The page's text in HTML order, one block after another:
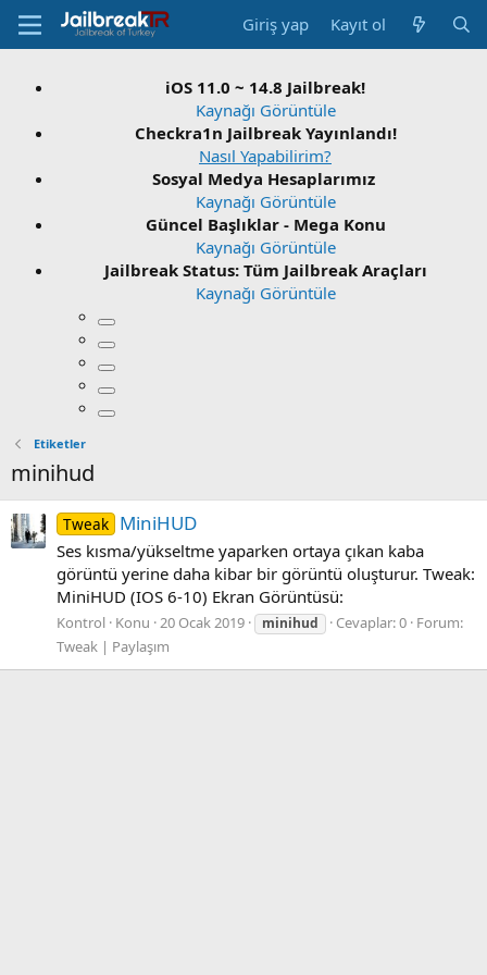
Giriş yap Kayıt ol
iOS 11.0 ~ 14.8 Jailbreak!
Kaynağı Görüntüle
Checkra1n Jailbreak Yayınlandı!
Nasıl Yapabilirim?
Sosyal Medya Hesaplarımız
Kaynağı Görüntüle
Güncel Başlıklar - Mega Konu
Kaynağı Görüntüle
Jailbreak Status: Tüm Jailbreak Araçları
Kaynağı Görüntüle
Etiketler
minihud
Tweak MiniHUD
Ses kısma/yükseltme yaparken ortaya çıkan kaba
görüntü yerine daha kibar bir görüntü oluşturur. Tweak:
MiniHUD (IOS 6-10) Ekran Görüntüsü:
Kontrol Konu 20 Ocak 2019 minihud Cevaplar: 0 Forum:
Tweak | Paylaşım